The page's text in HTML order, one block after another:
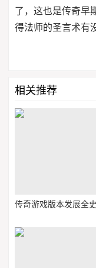
了，这也是传奇早
得法师的圣言术有
相关推荐
传奇游戏版本发展全史